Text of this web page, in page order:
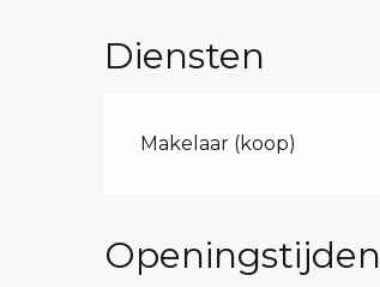
Diensten
Makelaar (koop)
Openingstijden